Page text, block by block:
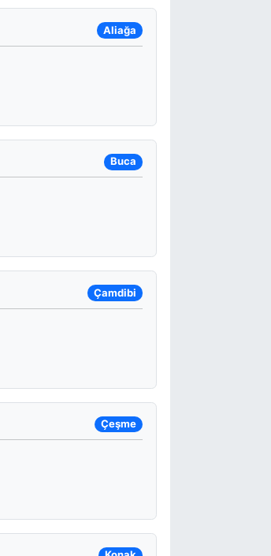
Aliağa
Buca
Çamdibi
Çeşme